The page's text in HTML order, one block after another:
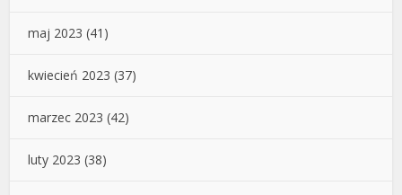
maj 2023 (41)
kwiecień 2023 (37)
marzec 2023 (42)
luty 2023 (38)